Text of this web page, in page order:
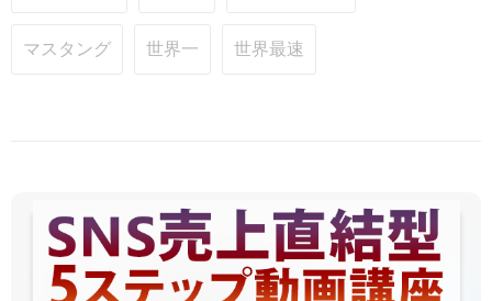
マスタング 世界一 世界最速